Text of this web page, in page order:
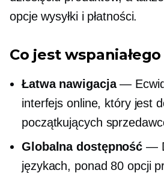
opcje wysyłki i płatności.
Co jest
Łatwa nawigacja—
interfejs online, który jest
początkujących
Globalna dostępność —
językach, ponad 80 opcji